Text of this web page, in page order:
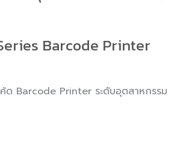
Barcode Printer
ด Barcode Printer ระดับอุตสาหกรรม